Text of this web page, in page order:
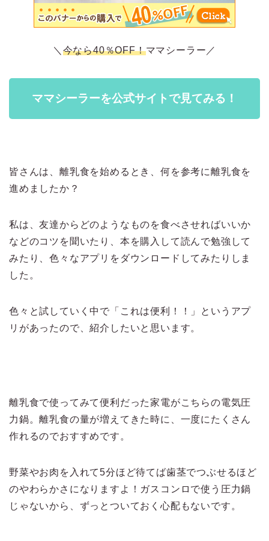
＼ 今なら40％OFF！ママシーラー／
ママシーラーを公式サイトで見てみる！
皆さんは、離乳食を始めるとき、何を参考に離乳食を
進めましたか？
私は、友達からどのようなものを食べさせればいいか
などのコツを聞いたり、本を購入して読んで勉強して
みたり、色々なアプリをダウンロードしてみたりしま
した。
色々と試していく中で「これは便利！！」というアプ
リがあったので、紹介したいと思います。
離乳食で使ってみて便利だった家電がこちらの電気圧
力鍋。離乳食の量が増えてきた時に、一度にたくさん
作れるのでおすすめです。
野菜やお肉を入れて5分ほど待てば歯茎でつぶせるほど
のやわらかさになりますよ！ガスコンロで使う圧力鍋
じゃないから、ずっとついておく心配もないです。